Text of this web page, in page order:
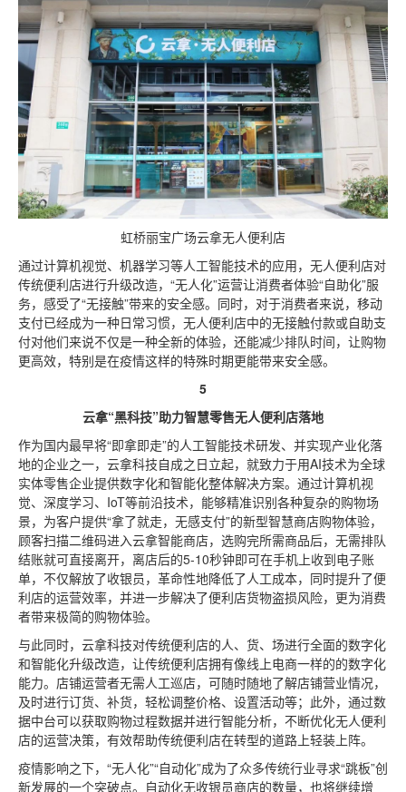
虹桥丽宝广场云拿无人便利店
通过计算机视觉、机器学习等人工智能技术的应用，无人便利店对
传统便利店进行升级改造，“无人化”运营让消费者体验“自助化”服
务，感受了“无接触”带来的安全感。同时，对于消费者来说，移动
支付已经成为一种日常习惯，无人便利店中的无接触付款或自助支
付对他们来说不仅是一种全新的体验，还能减少排队时间，让购物
更高效，特别是在疫情这样的特殊时期更能带来安全感。
5
云拿“黑科技”助力智慧零售无人便利店落地
作为国内最早将“即拿即走”的人工智能技术研发、并实现产业化落
地的企业之一，云拿科技自成之日立起，就致力于用AI技术为全球
实体零售企业提供数字化和智能化整体解决方案。通过计算机视
觉、深度学习、IoT等前沿技术，能够精准识别各种复杂的购物场
景，为客户提供“拿了就走，无感支付”的新型智慧商店购物体验，
顾客扫描二维码进入云拿智能商店，选购完所需商品后，无需排队
结账就可直接离开，离店后的5-10秒钟即可在手机上收到电子账
单，不仅解放了收银员，革命性地降低了人工成本，同时提升了便
利店的运营效率，并进一步解决了便利店货物盗损风险，更为消费
者带来极简的购物体验。
与此同时，云拿科技对传统便利店的人、货、场进行全面的数字化
和智能化升级改造，让传统便利店拥有像线上电商一样的的数字化
能力。店铺运营者无需人工巡店，可随时随地了解店铺营业情况，
及时进行订货、补货，轻松调整价格、设置活动等；此外，通过数
据中台可以获取购物过程数据并进行智能分析，不断优化无人便利
店的运营决策，有效帮助传统便利店在转型的道路上轻装上阵。
疫情影响之下，“无人化”“自动化”成为了众多传统行业寻求“跳板”创
新发展的一个突破点。自动化无收银员商店的数量，也将继续增